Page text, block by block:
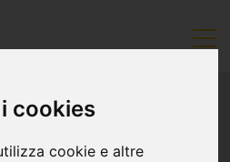
cookies
cookie e altre